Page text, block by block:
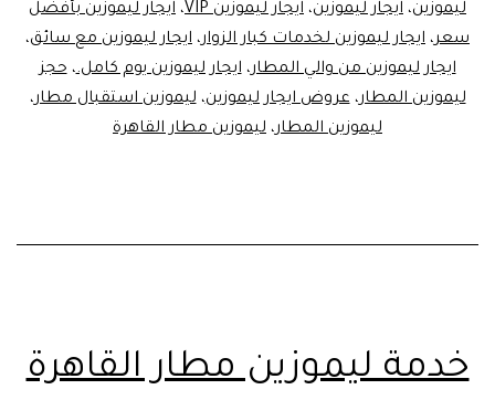
|
أفضل
|
ليموزين، ايجار ليموزين، ايجار ليموزين VIP ، ايجار ليموزين بأفضل
سعر، ايجار ليموزين لخدمات كبار الزوار، ايجار ليموزين مع سائق،
ايجار ليموزين من والي المطار،ايجار ليموزين يوم كامل.،حجز
ليموزين المطار،عروض ايجار ليموزين،ليموزين استقبال مطار،
ليموزين المطار، ليموزين مطار القاهرة
خدمة ليموزين مطار القاهرة